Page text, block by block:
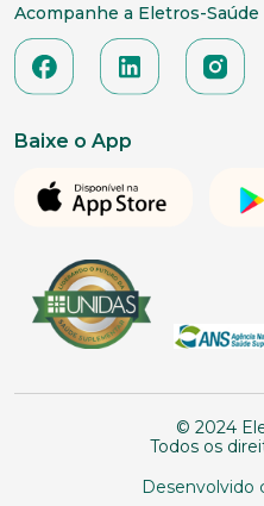
Acompanhe a Eletros-
Baixe o App
© 2024
Todos os
Desenvolvido